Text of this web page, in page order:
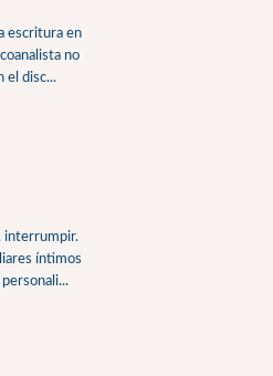
escritura en
no
el disc...
interrumpir.
íntimos